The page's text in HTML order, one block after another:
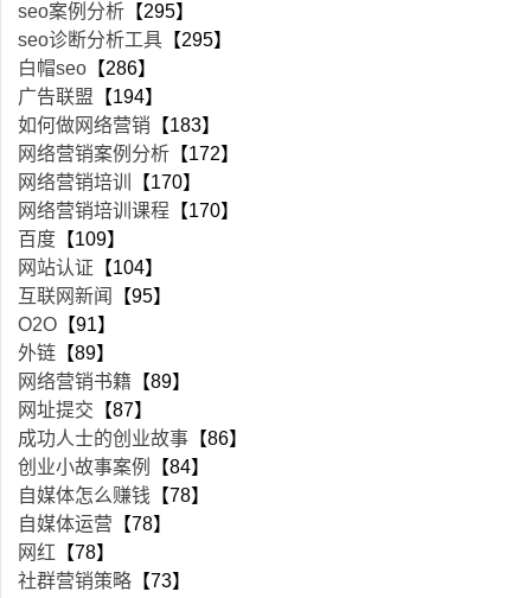
seo案例分析 【295】
seo诊断分析工具 【295】
白帽seo 【286】
广告联盟 【194】
如何做网络营销 【183】
网络营销案例分析 【172】
网络营销培训
【170】
网络营销培训课程 【170】
百度 【109】
网站认证 【104】
互联网新闻
【95】
O2O 【91】
外链 【89】
网络营销书籍 【89】
网址提交 【87】
成功人士的创业故事 【86】
创业小故事案例
【84】
自媒体怎么赚钱 【78】
自媒体运营 【78】
网红 【78】
社群营销策略 【73】